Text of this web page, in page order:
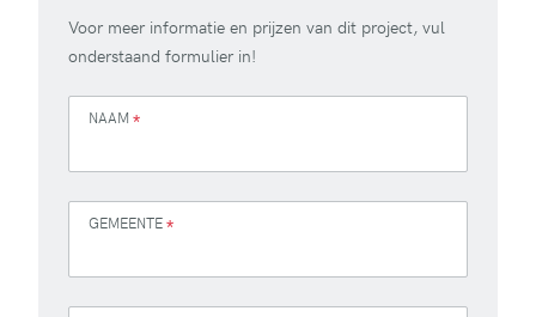
Voor meer informatie en prijzen van dit project, vul
onderstaand formulier in!
NAAM *
GEMEENTE*